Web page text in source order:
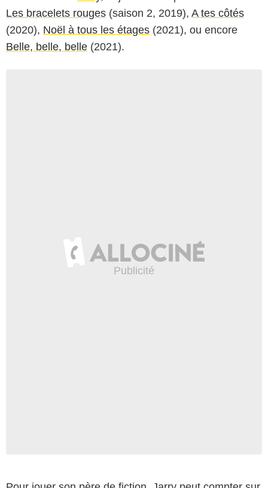
Les bracelets rouges (saison 2, 2019), A tes côtés
(2020), Noël à tous les étages (2021), ou encore
Belle, belle, belle (2021).